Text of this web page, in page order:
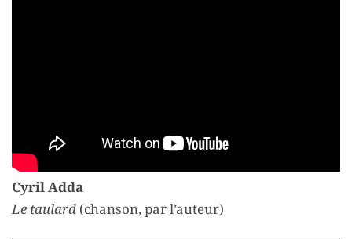
Cyril Adda
Le taulard (chanson, par l’auteur)